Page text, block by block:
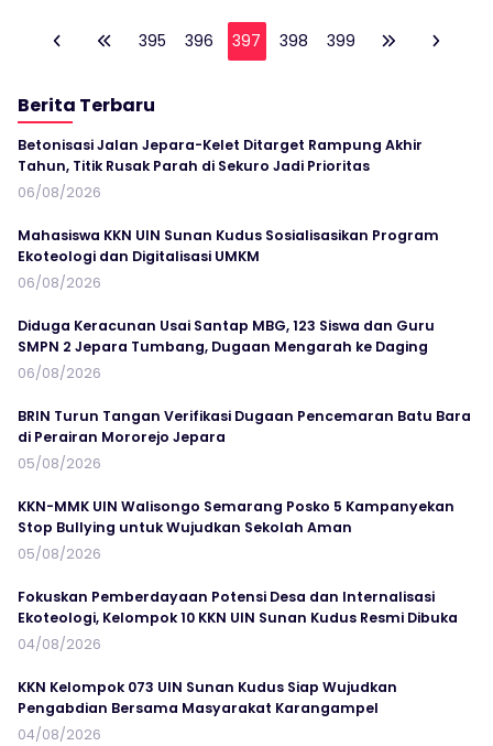
395 396 397 398 399
Berita Terbaru
Betonisasi Jalan Jepara-Kelet Ditarget Rampung Akhir
Tahun, Titik Rusak Parah di Sekuro Jadi Prioritas
06/08/2026
Mahasiswa KKN UIN Sunan Kudus Sosialisasikan Program
Ekoteologi dan Digitalisasi UMKM
06/08/2026
Diduga Keracunan Usai Santap MBG, 123 Siswa dan Guru
SMPN 2 Jepara Tumbang, Dugaan Mengarah ke Daging
06/08/2026
BRIN Turun Tangan Verifikasi Dugaan Pencemaran Batu Bara
di Perairan Mororejo Jepara
05/08/2026
KKN-MMK UIN Walisongo Semarang Posko 5 Kampanyekan
Stop Bullying untuk Wujudkan Sekolah Aman
05/08/2026
Fokuskan Pemberdayaan Potensi Desa dan Internalisasi
Ekoteologi, Kelompok 10 KKN UIN Sunan Kudus Resmi Dibuka
04/08/2026
KKN Kelompok 073 UIN Sunan Kudus Siap Wujudkan
Pengabdian Bersama Masyarakat Karangampel
04/08/2026